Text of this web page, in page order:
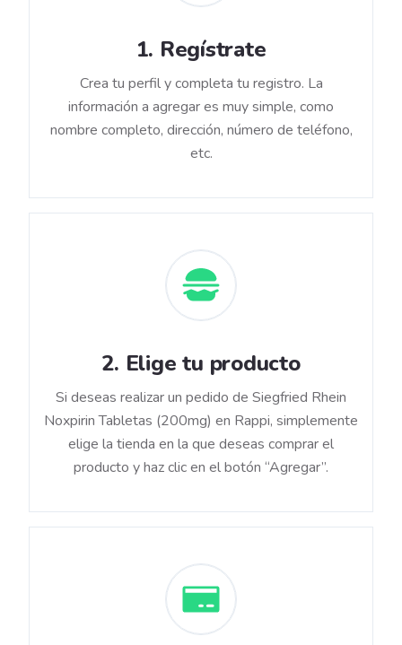
1. Regístrate
Crea tu perfil y completa tu registro. La
información a agregar es muy simple, como
nombre completo, dirección, número de teléfono,
etc.
2. Elige tu producto
Si deseas realizar un pedido de Siegfried Rhein
Noxpirin Tabletas (200mg) en Rappi, simplemente
elige la tienda en la que deseas comprar el
producto y haz clic en el botón “Agregar”.